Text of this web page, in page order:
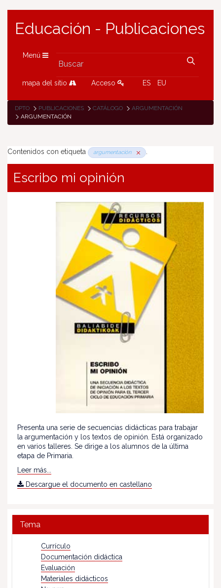
Educación - Publicaciones
Menú
mapa del sitio Acceso ES EU
DPTO PUBLICACIONES CATÁLOGO
ARGUMENTACIÓN
ARGUMENTACIÓN
Contenidos con etiqueta argumentación .
Escribo mi opinión
Presenta una serie de secuencias didácticas para trabajar
la argumentación y los textos de opinión. Está organizado
en varios talleres. Se dirige a los alumnos de la última
etapa de Primaria.
Leer más...
Descargue el documento en castellano
Tema
Currículo
Documentación didáctica
Evaluación
Materiales didácticos